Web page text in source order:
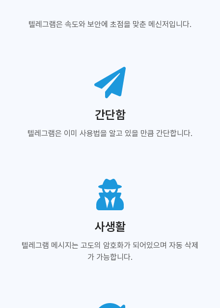
텔레그램은 속도와 보안에 초점을 맞춘 메신저입니다.
간단함
텔레그램은 이미 사용법을 알고 있을 만큼 간단합니다.
사생활
텔레그램 메시지는 고도의 암호화가 되어있으며 자동 삭제
가 가능합니다.